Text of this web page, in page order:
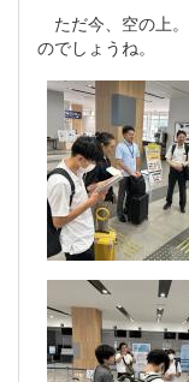
ただ今、空の上
のでしょうね。